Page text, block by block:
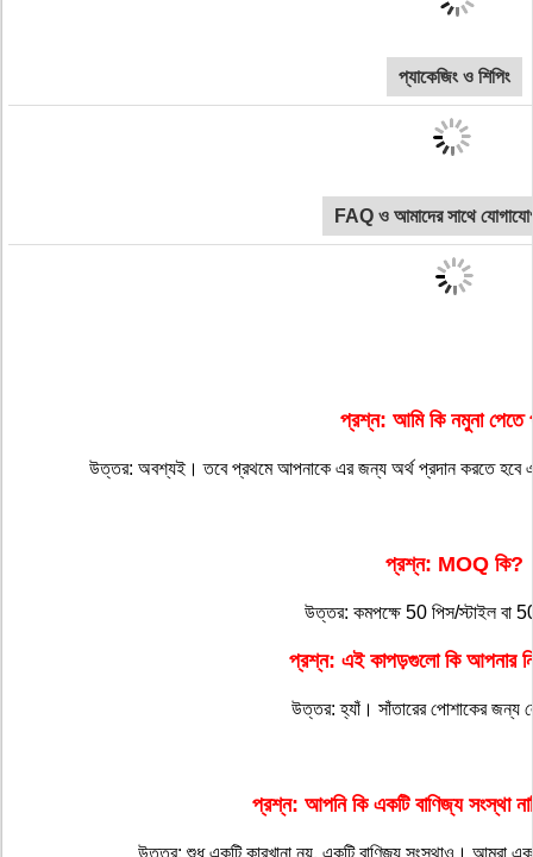
প্যাকেজিং ও শিপিং
FAQ ও আমাদের সাথে
প্রশ্ন: আমি কি নমুনা পেতে
উত্তর: অবশ্যই। তবে প্রথমে আপনাকে এর জন্য অর্থ প্রদান করতে হবে
প্রশ্ন: MOQ কি?
উত্তর: কমপক্ষে 50 পিস/স্টাইল বা
প্রশ্ন: এই কাপড়গুলো কি আপনার
উত্তর: হ্যাঁ। সাঁতারের পোশাকের জন্য
প্রশ্ন: আপনি কি একটি বাণিজ্য সংস্থা